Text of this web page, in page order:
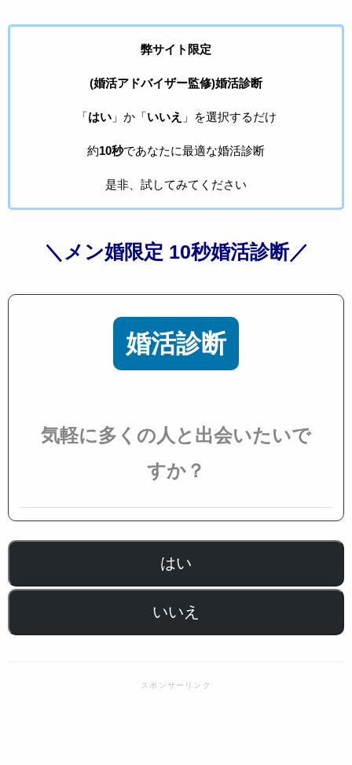
弊サイト限定
(婚活アドバイザー監修)婚活診断
「はい」か「いいえ 」を選択するだけ
約10秒であなたに最適な婚活診断
是非、試してみてください
＼メン婚限定 10秒婚活診断／
婚活診断
気軽に多くの人と出会いたいで
すか？
はい
いいえ